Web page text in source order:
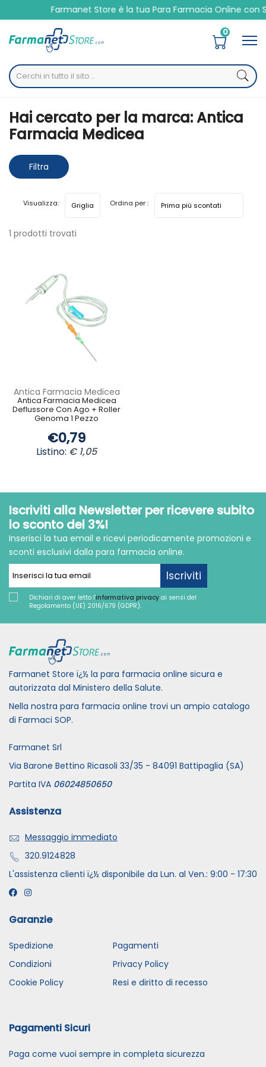
Farmanet Store è la tua Para Farmacia Online con
0
Home Marche parafarmaci Antica Farmacia Medicea
Hai cercato per la marca: Antica
Farmacia Medicea
Filtra
1 prodotti trovati
Visualizza: Ordina per :
Antica Farmacia Medicea
Antica Farmacia Medicea
Deflussore Con Ago + Roller
Genoma 1 Pezzo
€0,79
Listino: € 1,05
Iscriviti alla Newsletter per ricevere subito
lo sconto del 3%!
Inserisci la tua email e ricevi periodicamente promozioni e
sconti esclusivi dalla para farmacia online.
Iscriviti
Dichiari di aver letto l'informativa privacy ai sensi del
Regolamento (UE) 2016/679 (GDPR).
Farmanet Store ï¿½ la para farmacia online sicura e
autorizzata dal Ministero della Salute.
Nella nostra para farmacia online trovi un ampio catalogo
di Farmaci SOP.
Farmanet Srl
Via Barone Bettino Ricasoli 33/35 - 84091 Battipaglia (SA)
Partita IVA 06024850650
Assistenza
Messaggio immediato
320.9124828
L'assistenza clienti ï¿½ disponibile da Lun. al Ven.: 9:00 - 17:30
Garanzie
Spedizione
Pagamenti
Condizioni
Privacy Policy
Cookie Policy
Resi e diritto di recesso
Pagamenti Sicuri
Paga come vuoi sempre in completa sicurezza